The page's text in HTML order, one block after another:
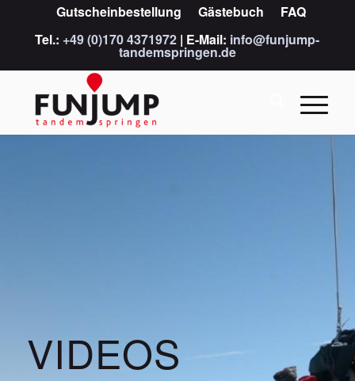
Gutscheinbestellung Gästebuch
FAQ
Tel.: +49 (0)170 4371972 | E-Mail: info@funjump-
tandemspringen.de
VIDEOS